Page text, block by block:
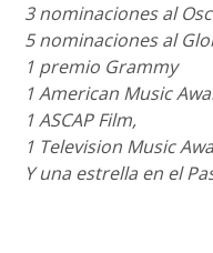
3 nominaciones al
5 nominaciones al
1 premio Grammy
1 American Music
1 ASCAP Film,
1 Television Music
Y una estrella en el